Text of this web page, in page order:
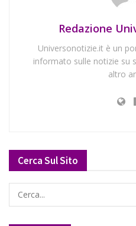
Redazione
Universonotizie.it è un
informato sulle notizie su
altro
Cerca Sul Sito